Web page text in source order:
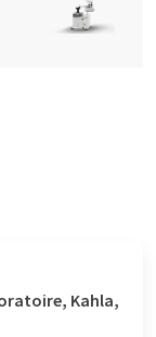
Kahla,